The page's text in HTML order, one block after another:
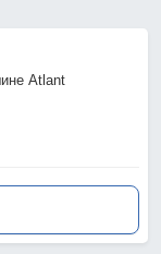
Atlant